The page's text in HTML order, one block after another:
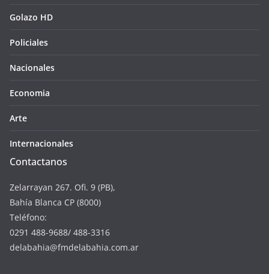
Golazo HD
Policiales
Nacionales
Economia
Arte
Internacionales
Contactanos
Zelarrayan 267. Ofi. 9 (PB),
Bahía Blanca CP (8000)
Teléfono:
0291 488-9688/ 488-3316
delabahia@fmdelabahia.com.ar